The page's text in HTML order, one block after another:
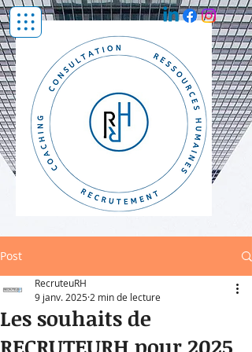
Post
Les souhaits de
RecruteuRH
9 janv. 2025 2 min de lecture